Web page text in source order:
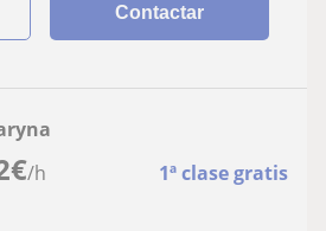
Contactar
€/h 1ª clase gratis